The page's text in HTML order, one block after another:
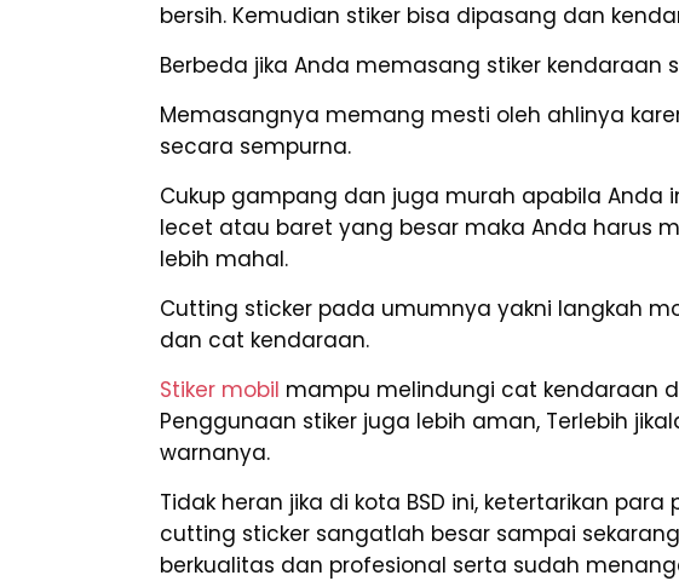
bersih. Kemudian stiker bisa dipasang dan
Berbeda jika Anda memasang stiker kendaraan
Memasangnya memang mesti oleh ahlinya
secara sempurna.
Cukup gampang dan juga murah apabila Anda
lecet atau baret yang besar maka Anda harus
lebih mahal.
Cutting sticker pada umumnya yakni langkah
dan cat kendaraan.
Stiker mobil mampu melindungi cat kendaraan
Penggunaan stiker juga lebih aman, Terlebih
warnanya.
Tidak heran jika di kota BSD ini, ketertarikan
cutting sticker sangatlah besar sampai
berkualitas dan profesional serta sudah